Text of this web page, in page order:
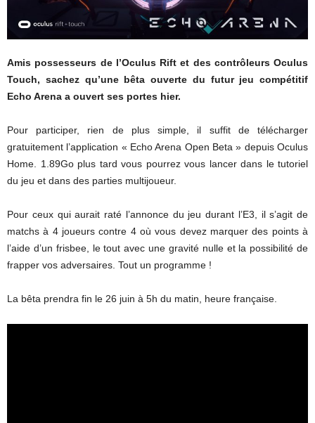
Amis possesseurs de l’Oculus Rift et des contrôleurs Oculus
Touch, sachez qu’une bêta ouverte du futur jeu compétitif
Echo Arena a ouvert ses portes hier.
Pour participer, rien de plus simple, il suffit de télécharger
gratuitement l’application « Echo Arena Open Beta » depuis Oculus
Home. 1.89Go plus tard vous pourrez vous lancer dans le tutoriel
du jeu et dans des parties multijoueur.
Pour ceux qui aurait raté l’annonce du jeu durant l’E3, il s’agit de
matchs à 4 joueurs contre 4 où vous devez marquer des points à
l’aide d’un frisbee, le tout avec une gravité nulle et la possibilité de
frapper vos adversaires. Tout un programme !
La bêta prendra fin le 26 juin à 5h du matin, heure française.